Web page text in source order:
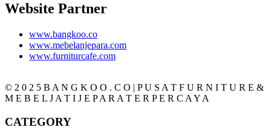
Website Partner
www.bangkoo.co
www.mebelanjepara.com
www.furniturcafe.com
© 2 0 2 5 B A N G K O O . C O | P U S A T F U R N I T U R E &
M E B E L J A T I J E P A R A T E R P E R C A Y A
CATEGORY